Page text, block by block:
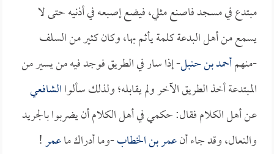
مبتدع في مسجد فاصنع مثلي، فيضع إصبعه في أذنيه حتى لا
يسمع من أهل البدعة كلمة يأثم بها، وكان كثير من السلف
-منهمأحمد بن حنبل- إذا سار في الطريق فوجد فيه من يسير من
المبتدعة أخذ الطريق الآخر ولم يقابله؛ ولذلك سألواالشافعي
عن أهل الكلام فقال: حكمي في أهل الكلام أن يضربوا بالجريد
والنعال، وقد جاء أنعمر بن الخطاب-وما أدراك ماعمر!